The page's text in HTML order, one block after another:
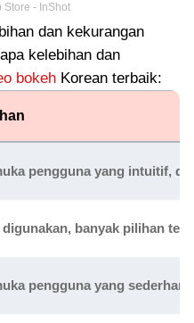
Store - InShot
dan kekurangan
kelebihan dan
bokeh Korean terbaik:
pengguna yang intuitif,
digunakan, banyak pilihan
pengguna yang